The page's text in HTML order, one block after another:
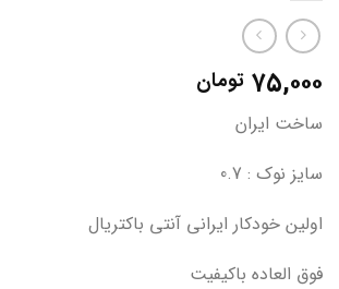
۷۵,۰۰۰ تومان
ساخت ایران
سایز نوک : 0.7
اولین خودکار ایرانی آنتی باکتریال
فوق العاده باکیفیت